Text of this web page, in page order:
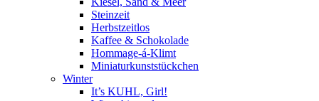
Steinzeit
Herbstzeitlos
Kaffee & Schokolade
Hommage-á-Klimt
Miniaturkunststückchen
Winter
It’s KUHL, Girl!